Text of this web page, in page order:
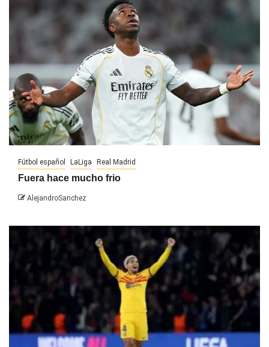
Fútbol español LaLiga Real Madrid
Fuera hace mucho frio
AlejandroSanchez